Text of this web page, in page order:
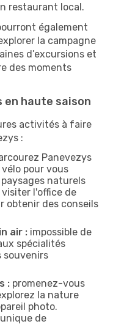
restaurant local.
également
la campagne
d’excursions et
des moments
en haute saison
activités à faire
:
Panevezys
pour vous
naturels
l'office de
obtenir des conseils
air : impossible de
spécialités
souvenirs
: promenez-vous
la nature
photo.
de